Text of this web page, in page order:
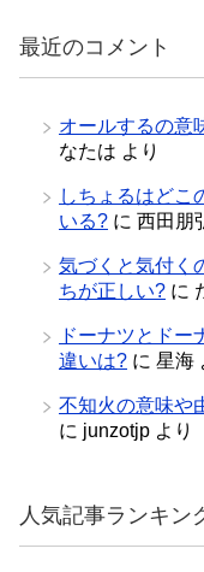
最近のコメント
オールするの意
なたは より
しちょるはどこ
いる? に 西田朋
気づくと気付く
ちが正しい? に
ドーナツとドー
違いは? に 星海
不知火の意味や
に junzotjp より
人気記事ランキン